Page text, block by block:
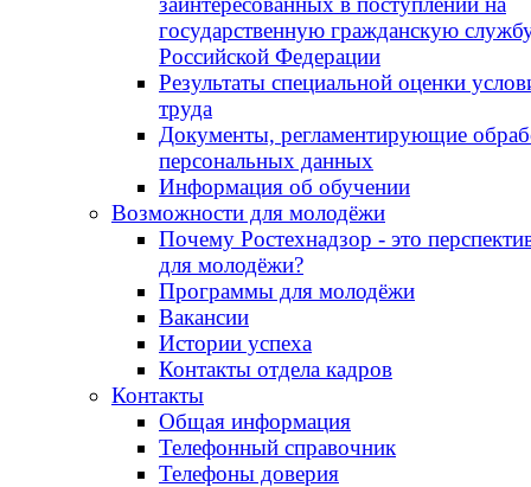
государственную гражданскую
Российской Федерации
Результаты специальной оценки
труда
Документы, регламентирующие
персональных данных
Информация об обучении
Возможности для молодёжи
Почему Ростехнадзор - это
для молодёжи?
Программы для молодёжи
Вакансии
Истории успеха
Контакты отдела кадров
Контакты
Общая информация
Телефонный справочник
Телефоны доверия